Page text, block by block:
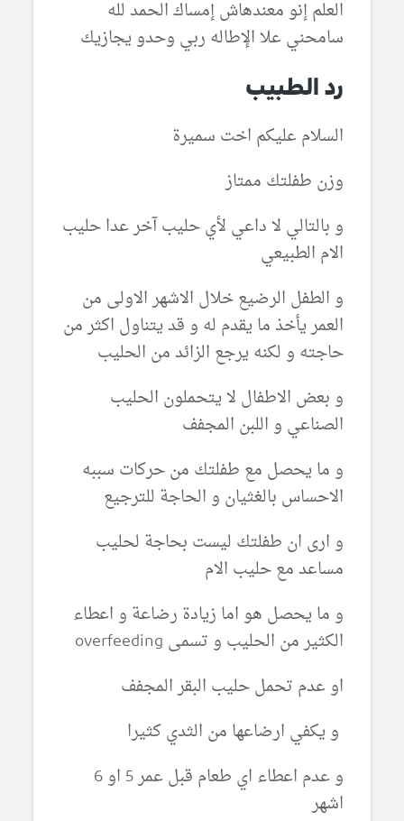
العلم إنو معندهاش إمساك الحمد لله
سامحني علا الإطاله ربي وحدو يجازيك
رد الطبيب
السلام عليكم اخت سميرة
وزن طفلتك ممتاز
و بالتالي لا داعي لأي حليب آخر عدا حليب
الام الطبيعي
و الطفل الرضيع خلال الاشهر الاولى من
العمر يأخذ ما يقدم له و قد يتناول اكثر من
حاجته و لكنه يرجع الزائد من الحليب
و بعض الاطفال لا يتحملون الحليب
الصناعي و اللبن المجفف
و ما يحصل مع طفلتك من حركات سببه
الاحساس بالغثيان و الحاجة للترجيع
و ارى ان طفلتك ليست بحاجة لحليب
مساعد مع حليب الام
و ما يحصل هو اما زيادة رضاعة و اعطاء
الكثير من الحليب و تسمى overfeeding
او عدم تحمل حليب البقر المجفف
و يكفي ارضاعها من الثدي كثيرا
و عدم اعطاء اي طعام قبل عمر 5 او 6
اشهر